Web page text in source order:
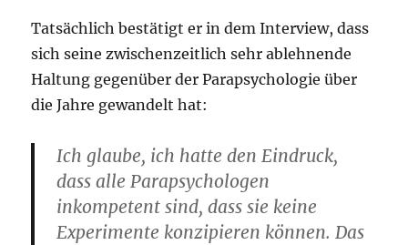
Tatsächlich bestätigt er in dem Interview, dass
sich seine zwischenzeitlich sehr ablehnende
Haltung gegenüber der Parapsychologie über
die Jahre gewandelt hat:
Ich glaube, ich hatte den Eindruck,
dass alle Parapsychologen
inkompetent sind, dass sie keine
Experimente konzipieren können. Das